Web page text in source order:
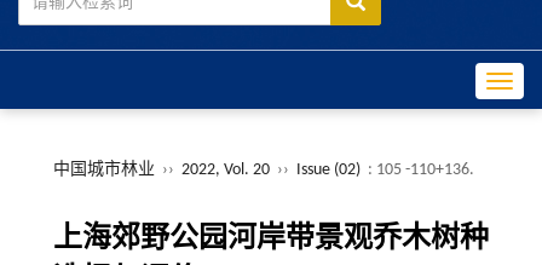
中国城市林业 ›› 2022, Vol. 20 ›› Issue (02) : 105 -110+136.
上海郊野公园河岸带景观乔木树种